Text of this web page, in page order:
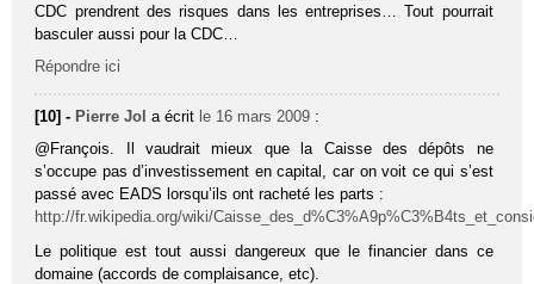
CDC prendrent des risques dans les entreprises… Tout pourrait
basculer aussi pour la CDC…
Répondre ici
[10] - Pierre Jol a écrit le 16 mars 2009 :
@François. Il vaudrait mieux que la Caisse des dépôts ne
s’occupe pas d’investissement en capital, car on voit ce qui s’est
passé avec EADS lorsqu’ils ont racheté les parts :
http://fr.wikipedia.org/wiki/
Le politique est tout aussi dangereux que le financier dans ce
domaine (accords de complaisance, etc).